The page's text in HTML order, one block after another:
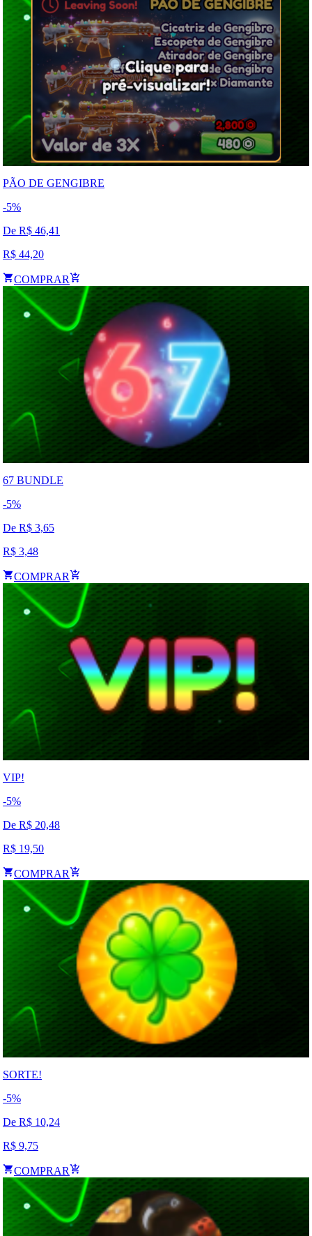
PÃO DE GENGIBRE
-5%
De R$ 46,41
R$ 44,20
COMPRAR
67 BUNDLE
-5%
De R$ 3,65
R$ 3,48
COMPRAR
VIP!
-5%
De R$ 20,48
R$ 19,50
COMPRAR
SORTE!
-5%
De R$ 10,24
R$ 9,75
COMPRAR